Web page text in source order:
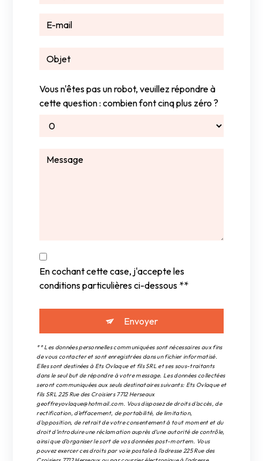
Vous n'êtes pas un robot, veuillez répondre à
cette question : combien font cinq plus zéro ?
En cochant cette case, j'accepte les
conditions particulières ci-dessous **
Envoyer
** Les données personnelles communiquées sont nécessaires aux fins
de vous contacter et sont enregistrées dans un fichier informatisé.
Elles sont destinées à Ets Ovlaque et fils SRL et ses sous-traitants
dans le seul but de répondre à votre message. Les données collectées
seront communiquées aux seuls destinataires suivants: Ets Ovlaque et
fils SRL 225 Rue des Croisiers 7712 Herseaux
geoffreyovlaque@hotmail.com. Vous disposez de droits d’accès, de
rectification, d’effacement, de portabilité, de limitation,
d’opposition, de retrait de votre consentement à tout moment et du
droit d’introduire une réclamation auprès d’une autorité de contrôle,
ainsi que d’organiser le sort de vos données post-mortem. Vous
pouvez exercer ces droits par voie postale à l'adresse 225 Rue des